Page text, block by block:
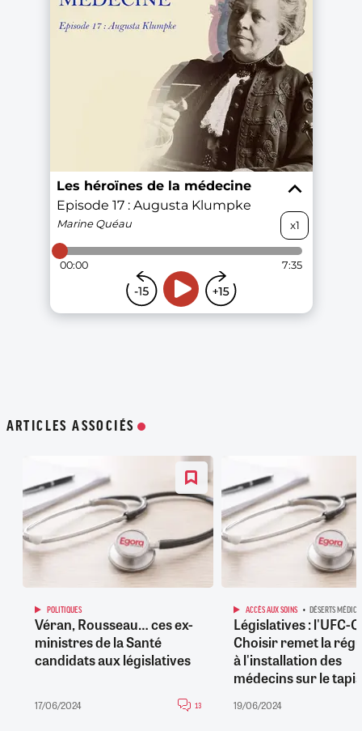
ARTICLES ASSOCIÉS
POLITIQUES
Véran, Rousseau… ces ex-
ministres de la Santé
candidats aux législatives
17/06/2024 13
ACCÈS AUX SOINS DÉSERTS
Législatives : l'UFC-
Choisir remet la
à l'installation des
médecins sur le tapis
19/06/2024